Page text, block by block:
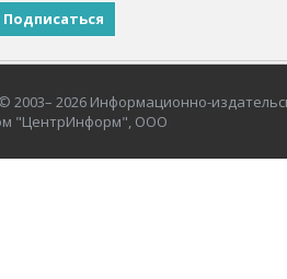
2026 Информационно-
"ЦентрИнформ", ООО